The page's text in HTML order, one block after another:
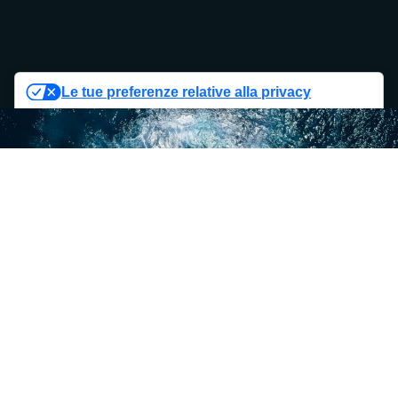
Le tue preferenze relative alla privacy
Informativa sulla raccolta